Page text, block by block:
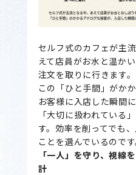
セルフ式のカフェが主
えて店員がお水と温か
注文を取りに行きます。
この「ひと手間」がか
お客様に入店した瞬間
「大切に扱われている
す。効率を削ってでも
ことを選んでいるのです
「一人」を守り、視線
計